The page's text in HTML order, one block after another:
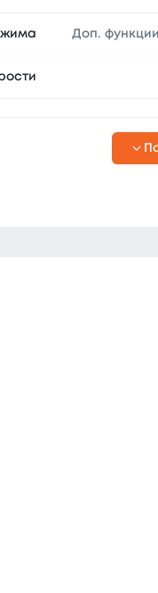
Доп. функции